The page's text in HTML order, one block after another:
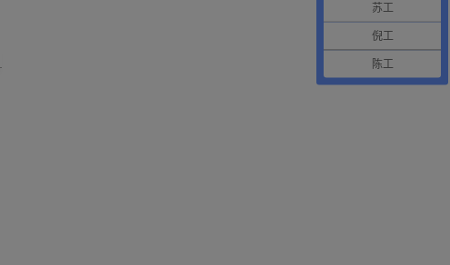
苏工
倪工
陈工